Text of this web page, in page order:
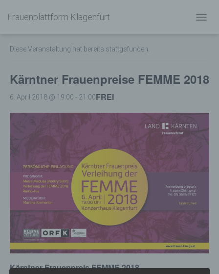
Frauenplattform Klagenfurt
T
« Alle Veranstaltungen
Diese Veranstaltung hat bereits stattgefunden.
Kärntner Frauenpreise FEMME 2018
6. April 2018 @ 19:00 - 21:00FREI
Kärntner Frauenpreis FEMME 2018.